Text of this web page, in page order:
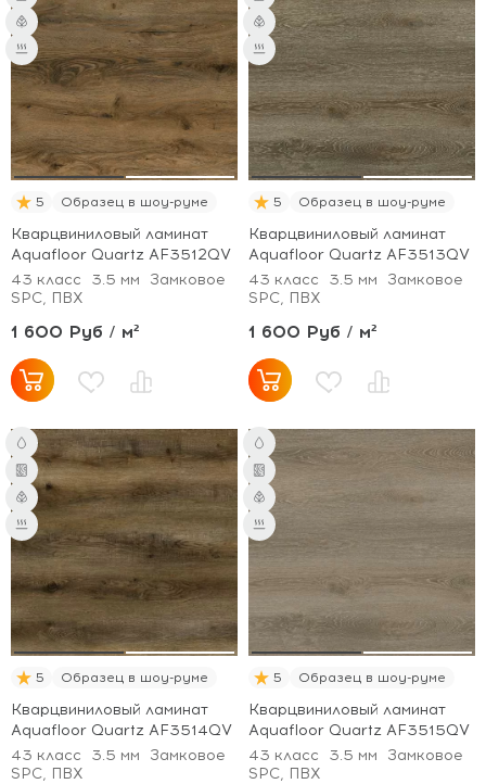
5 Образец в шоу-руме
Кварцвиниловый ламинат
Aquafloor Quartz AF3512QV
43 класс
3.5 мм
Замковое
SPC, ПВХ
1 600 Руб / м²
5 Образец в шоу-руме
Кварцвиниловый ламинат
Aquafloor Quartz AF3513QV
43 класс
3.5 мм
Замковое
SPC, ПВХ
1 600 Руб / м²
5 Образец в шоу-руме
Кварцвиниловый ламинат
Aquafloor Quartz AF3514QV
43 класс
3.5 мм
Замковое
SPC, ПВХ
5 Образец в шоу-руме
Кварцвиниловый ламинат
Aquafloor Quartz AF3515QV
43 класс
3.5 мм
Замковое
SPC, ПВХ